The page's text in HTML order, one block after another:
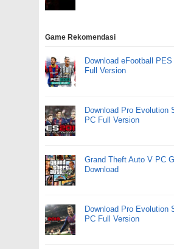
Game Rekomendasi
Download eFootball
Full Version
Download Pro Evolution
PC Full Version
Grand Theft Auto V PC
Download
Download Pro Evolution
PC Full Version